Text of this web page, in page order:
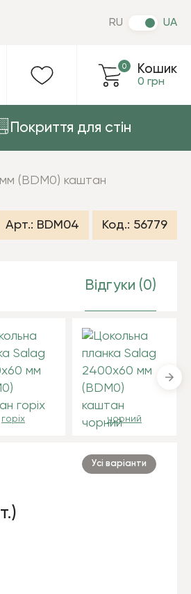
Кошик
0 грн
0
RU UA
Покриття для стін
(BDM0) каштан
Арт.: BDM04 Код.: 56779
Відгуки (0)
горіх чорний
Усі варіанти